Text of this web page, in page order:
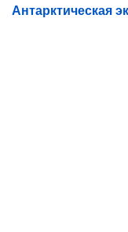
Антарктическая